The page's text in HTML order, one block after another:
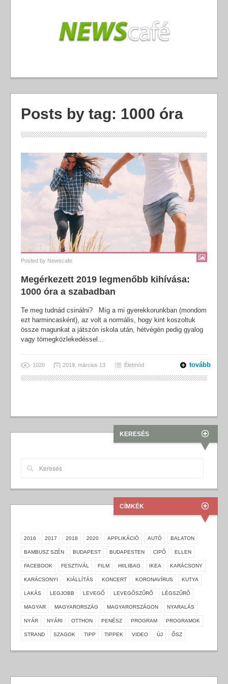
Posts by tag: 1000 óra
Posted by Newscafe
Megérkezett 2019 legmenőbb kihívása:
1000 óra a szabadban
Te meg tudnád csinálni? Míg a mi gyerekkorunkban (mondom
ezt harmincasként), az volt a normális, hogy kint koszoltuk
össze magunkat a játszón iskola után, hétvégén pedig gyalog
vagy tömegközlekedéssel...
1020 2019. március 13 Életmód tovább
KERESÉS
CÍMKÉK
2016 2017 2018 2020 APPLIKÁCIÓ AUTÓ BALATON
BAMBUSZ SZÉN BUDAPEST BUDAPESTEN CIPŐ ELLEN
FACEBOOK FESZTIVÁL FILM HIILIBAG IKEA KARÁCSONY
KARÁCSONYI KIÁLLÍTÁS KONCERT KORONAVÍRUS KUTYA
LAKÁS LEGJOBB LEVEGŐ LEVEGŐSZŰRŐ LÉGSZŰRŐ
MAGYAR MAGYARORSZÁG MAGYARORSZÁGON NYARALÁS
NYÁR NYÁRI OTTHON PENÉSZ PROGRAM PROGRAMOK
STRAND SZAGOK TIPP TIPPEK VIDEO ÚJ ŐSZ